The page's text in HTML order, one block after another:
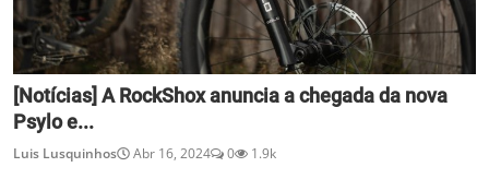
[Notícias] A RockShox anuncia a chegada da nova
Psylo e...
Luis Lusquinhos Abr 16, 2024 0 1.9k